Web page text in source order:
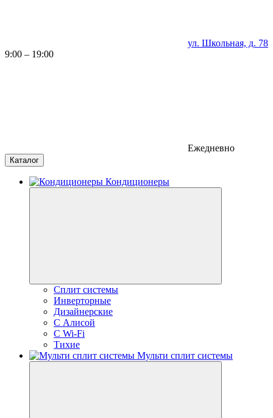
ул. Школьная, д. 78
9:00 – 19:00
Ежедневно
Каталог
Кондиционеры
Сплит системы
Инверторные
Дизайнерские
С Алисой
C Wi-Fi
Тихие
Мульти сплит системы